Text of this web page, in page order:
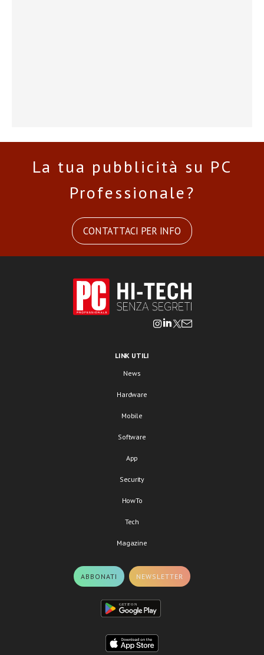
La tua pubblicità su PC
Professionale?
CONTATTACI PER INFO
LINK UTILI
News
Hardware
Mobile
Software
App
Security
HowTo
Tech
Magazine
ABBONATI NEWSLETTER